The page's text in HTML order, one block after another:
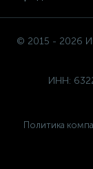
© 2015 - 2026
ИНН:
Политика